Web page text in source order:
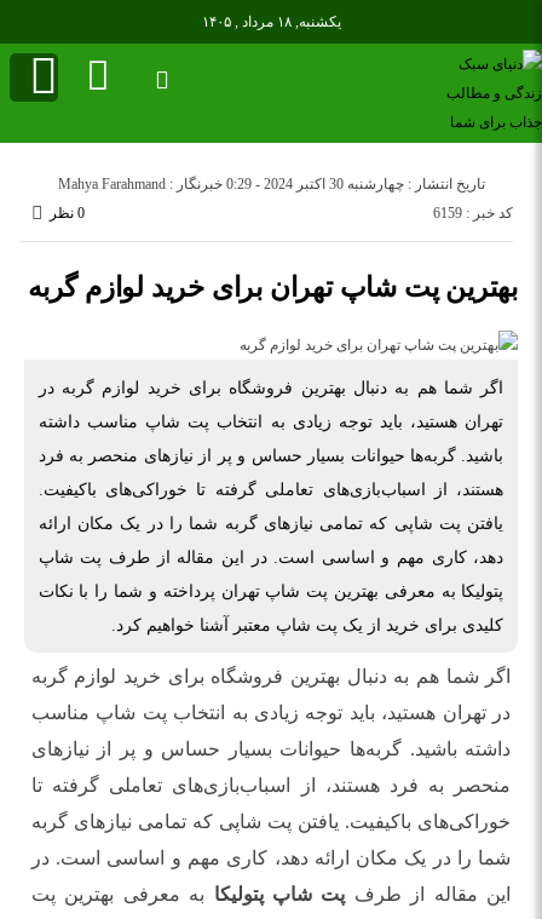
یکشنبه, ۱۸ مرداد , ۱۴۰۵
تاریخ انتشار : چهارشنبه 30 اکتبر 2024 - 0:29
خبرنگار : Mahya Farahmand
کد خبر : 6159
0 نظر
بهترین پت شاپ تهران برای خرید لوازم گربه
اگر شما هم به دنبال بهترین فروشگاه برای خرید لوازم گربه در
تهران هستید، باید توجه زیادی به انتخاب پت شاپ مناسب داشته
باشید. گربه‌ها حیوانات بسیار حساس و پر از نیازهای منحصر به فرد
هستند، از اسباب‌بازی‌های تعاملی گرفته تا خوراکی‌های باکیفیت.
یافتن پت شاپی که تمامی نیازهای گربه شما را در یک مکان ارائه
دهد، کاری مهم و اساسی است. در این مقاله از طرف پت شاپ
پتولیکا به معرفی بهترین پت شاپ تهران پرداخته و شما را با نکات
کلیدی برای خرید از یک پت شاپ معتبر آشنا خواهیم کرد.
اگر شما هم به دنبال بهترین فروشگاه برای خرید لوازم گربه
در تهران هستید، باید توجه زیادی به انتخاب پت شاپ مناسب
داشته باشید. گربه‌ها حیوانات بسیار حساس و پر از نیازهای
منحصر به فرد هستند، از اسباب‌بازی‌های تعاملی گرفته تا
خوراکی‌های باکیفیت. یافتن پت شاپی که تمامی نیازهای گربه
شما را در یک مکان ارائه دهد، کاری مهم و اساسی است. در
این مقاله از طرف پت شاپ پتولیکا به معرفی بهترین پت